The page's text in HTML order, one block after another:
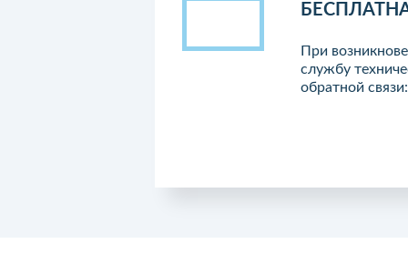
При
службу
обратной